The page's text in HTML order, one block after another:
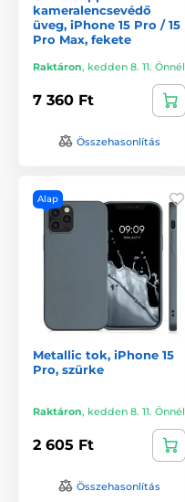
kameralencsevédő
üveg, iPhone 15 Pro / 15
Pro Max, fekete
Raktáron, kedden 8. 11. Önnél
7 360 Ft
Összehasonlítás
Alap
Metallic tok, iPhone 15
Pro, szürke
Raktáron, kedden 8. 11. Önnél
2 605 Ft
Összehasonlítás